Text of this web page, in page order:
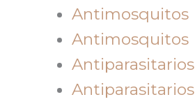
Antimosquitos
Antimosquitos
Antiparasitarios
Antiparasitarios